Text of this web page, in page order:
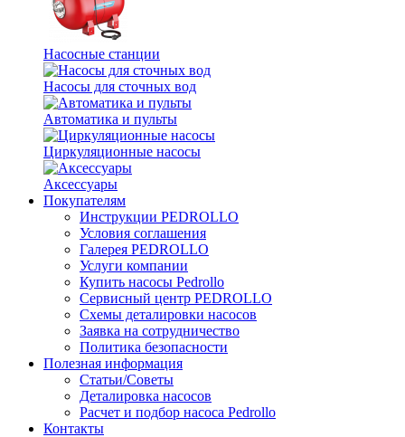
Насосные станции
Насосы для сточных вод
Автоматика и пульты
Циркуляционные насосы
Аксессуары
Покупателям
Инструкции PEDROLLO
Условия соглашения
Галерея PEDROLLO
Услуги компании
Купить насосы Pedrollo
Сервисный центр PEDROLLO
Схемы деталировки насосов
Заявка на сотрудничество
Политика безопасности
Полезная информация
Статьи/Советы
Деталировка насосов
Расчет и подбор насоса Pedrollo
Контакты